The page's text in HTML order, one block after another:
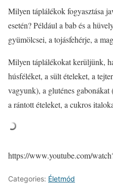
Milyen táplálékok fogyasztása
esetén? Például a bab és a
gyümölcsei, a tojásfehérje, a
Milyen táplálékokat kerüljünk,
húsféléket, a sült ételeket, a
vagyunk), a gluténes
a rántott ételeket, a cukros
https://www.youtube.com/
Categories: Életmód